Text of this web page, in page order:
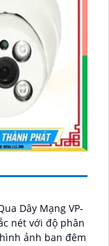
Dây Mạng VP-
nét với độ phân